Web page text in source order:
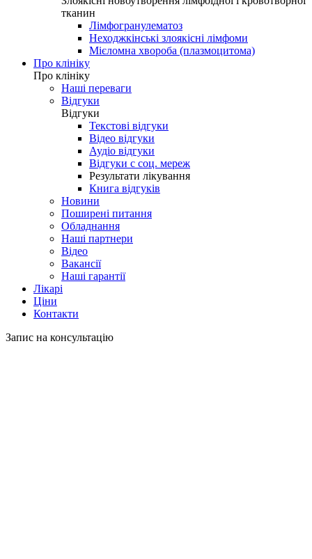
тканин
Лімфогранулематоз
Неходжкінські злоякісні лімфоми
Мієломна хвороба (плазмоцитома)
Про клініку
Про клініку
Наші переваги
Відгуки
Відгуки
Текстові відгуки
Відео відгуки
Аудіо відгуки
Відгуки с соц. мереж
Результати лікування
Книга відгуків
Новини
Поширені питання
Обладнання
Наші партнери
Відео
Вакансії
Наші гарантії
Лікарі
Ціни
Контакти
Запис на консультацію